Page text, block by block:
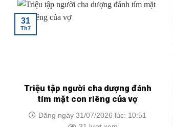
Triệu tập người cha dượng đánh
tím mặt con riêng của vợ
Đăng ngày 31/07/2026 lúc: 10:51
31
Th7